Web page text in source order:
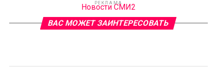
РЕКЛАМА
Новости СМИ2
ВАС МОЖЕТ ЗАИНТЕРЕСОВАТЬ